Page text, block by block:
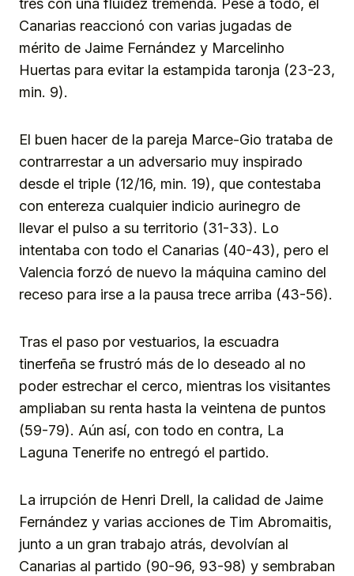
tres con una fluidez tremenda. Pese a todo, el
Canarias reaccionó con varias jugadas de
mérito de Jaime Fernández y Marcelinho
Huertas para evitar la estampida taronja (23-23,
min. 9).
El buen hacer de la pareja Marce-Gio trataba de
contrarrestar a un adversario muy inspirado
desde el triple (12/16, min. 19), que contestaba
con entereza cualquier indicio aurinegro de
llevar el pulso a su territorio (31-33). Lo
intentaba con todo el Canarias (40-43), pero el
Valencia forzó de nuevo la máquina camino del
receso para irse a la pausa trece arriba (43-56).
Tras el paso por vestuarios, la escuadra
tinerfeña se frustró más de lo deseado al no
poder estrechar el cerco, mientras los visitantes
ampliaban su renta hasta la veintena de puntos
(59-79). Aún así, con todo en contra, La
Laguna Tenerife no entregó el partido.
La irrupción de Henri Drell, la calidad de Jaime
Fernández y varias acciones de Tim Abromaitis,
junto a un gran trabajo atrás, devolvían al
Canarias al partido (90-96, 93-98) y sembraban